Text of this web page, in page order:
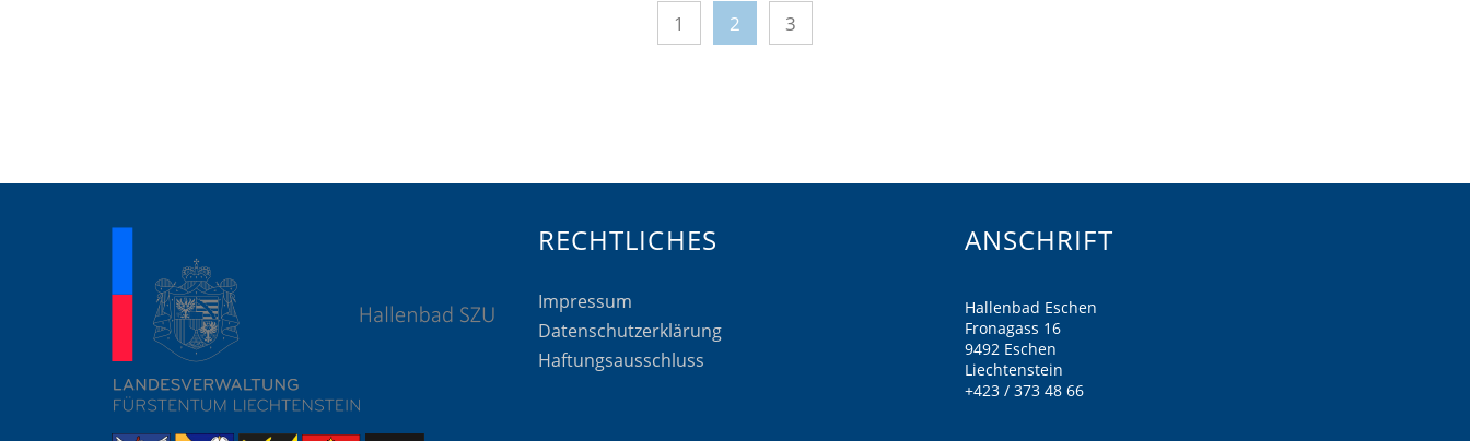
1 2 3
RECHTLICHES
Impressum
Datenschutzerklärung
Haftungsausschluss
ANSCHRIFT
Hallenbad Eschen
Fronagass 16
9492 Eschen
Liechtenstein
+423 / 373 48 66